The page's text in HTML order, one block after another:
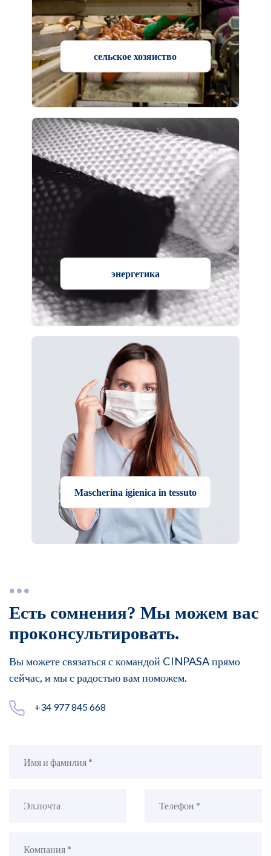
сельское хозяиство
энергетика
Mascherina igienica in tessuto
Есть сомнения? Мы можем вас
проконсультировать.
Вы можете связаться с командой CINPASA прямо
сейчас, и мы с радостью вам поможем.
+34 977 845 668